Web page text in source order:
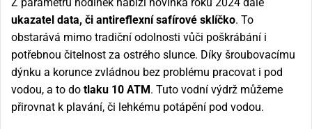
ukazatel data, či antireflexní safírové sklíčko. To
obstarává mimo tradiční odolnosti vůči poškrábání i
potřebnou čitelnost za ostrého slunce. Díky šroubovacímu
dýnku a korunce zvládnou bez problému pracovat i pod
vodou, a to do tlaku 10 ATM. Tuto vodní výdrž můžeme
přirovnat k plavání, či lehkému potápění pod vodou.